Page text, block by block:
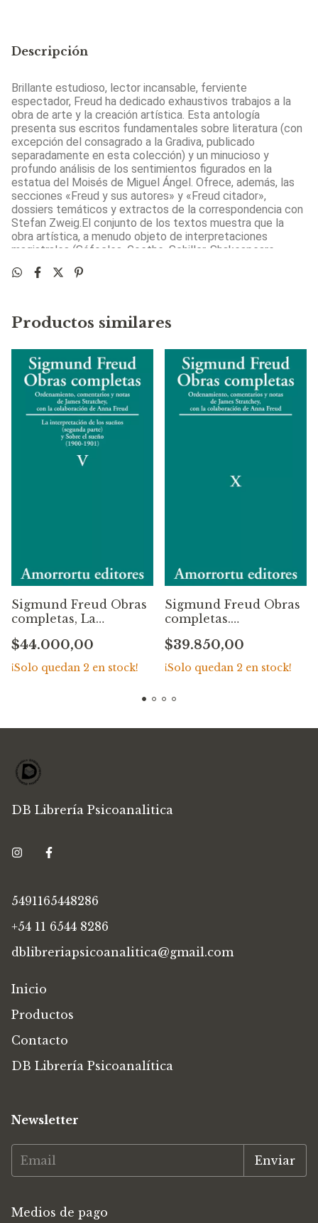
Descripción
Brillante estudioso, lector incansable, ferviente
espectador, Freud ha dedicado exhaustivos trabajos a la
obra de arte y la creación artística. Esta antología
presenta sus escritos fundamentales sobre literatura (con
excepción del consagrado a la Gradiva, publicado
separadamente en esta colección) y un minucioso y
profundo análisis de los sentimientos figurados en la
estatua del Moisés de Miguel Ángel. Ofrece, además, las
secciones «Freud y sus autores» y «Freud citador»,
dossiers temáticos y extractos de la correspondencia con
Stefan Zweig.El conjunto de los textos muestra que la
obra artística, a menudo objeto de interpretaciones
magistrales (Sófocles, Goethe, Schiller, Shakespeare,
Dostoievski), formó parte integral de la reflexión de Freud
y constituye la materia prima de su pensamiento.
Productos similares
Sigmund Freud Obras
completas, La
sueños (parte II) y
Sobre el sueño (1900-
1901) – Tomo 5
$44.000,00
¡Solo quedan 2 en stock!
Sigmund Freud Obras
completas.
comentarios y notas
de James Stratchey,
con la colaboración de
$39.850,00
¡Solo quedan 2 en stock!
DB Librería Psicoanalitica
5491165448286
+54 11 6544 8286
dblibreriapsicoanalitica@gmail.com
Inicio
Productos
Contacto
DB Librería Psicoanalítica
Newsletter
Medios de pago